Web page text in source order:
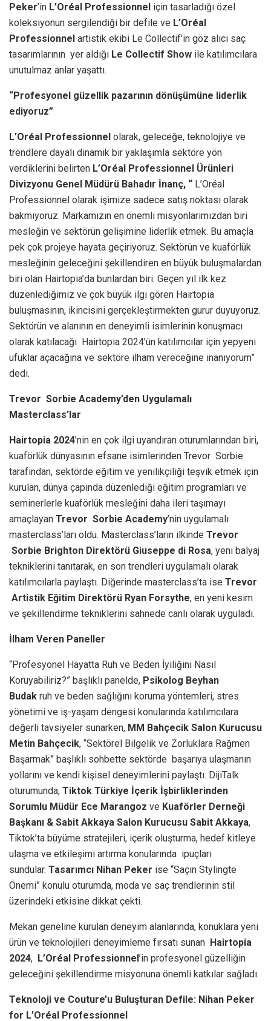
Peker’in L’Oréal Professionnel için tasarladığı özel
koleksiyonun sergilendiği bir defile ve L’Oréal
Professionnel artistik ekibi Le Collectif’in göz alıcı saç
tasarımlarının yer aldığı Le Collectif Show ile katılımcılara
unutulmaz anlar yaşattı.
“Profesyonel güzellik pazarının dönüşümüne liderlik
ediyoruz”
L’Oréal Professionnel olarak, geleceğe, teknolojiye ve
trendlere dayalı dinamik bir yaklaşımla sektöre yön
verdiklerini belirten L’Oréal Professionnel Ürünleri
Divizyonu Genel Müdürü Bahadır İnanç, “ L’Oréal
Professionnel olarak işimize sadece satış noktası olarak
bakmıyoruz. Markamızın en önemli misyonlarımızdan biri
mesleğin ve sektörün gelişimine liderlik etmek. Bu amaçla
pek çok projeye hayata geçiriyoruz. Sektörün ve kuaförlük
mesleğinin geleceğini şekillendiren en büyük buluşmalardan
biri olan Hairtopia’da bunlardan biri. Geçen yıl ilk kez
düzenlediğimiz ve çok büyük ilgi gören Hairtopia
buluşmasının, ikincisini gerçekleştirmekten gurur duyuyoruz.
Sektörün ve alanının en deneyimli isimlerinin konuşmacı
olarak katılacağı Hairtopia 2024’ün katılımcılar için yepyeni
ufuklar açacağına ve sektöre ilham vereceğine inanıyorum”
dedi.
Trevor Sorbie Academy’den Uygulamalı
Masterclass’lar
Hairtopia 2024’nin en çok ilgi uyandıran oturumlarından biri,
kuaförlük dünyasının efsane isimlerinden Trevor Sorbie
tarafından, sektörde eğitim ve yenilikçiliği teşvik etmek için
kurulan, dünya çapında düzenlediği eğitim programları ve
seminerlerle kuaförlük mesleğini daha ileri taşımayı
amaçlayan Trevor Sorbie Academy’nin uygulamalı
masterclass’ları oldu. Masterclass’ların ilkinde Trevor
Sorbie Brighton Direktörü Giuseppe di Rosa, yeni balyaj
tekniklerini tanıtarak, en son trendleri uygulamalı olarak
katılımcılarla paylaştı. Diğerinde masterclass’ta ise Trevor
Artistik Eğitim Direktörü Ryan Forsythe, en yeni kesim
ve şekillendirme tekniklerini sahnede canlı olarak uyguladı.
İlham Veren Paneller
“Profesyonel Hayatta Ruh ve Beden İyiliğini Nasıl
Koruyabiliriz?” başlıklı panelde, Psikolog Beyhan
Budak ruh ve beden sağlığını koruma yöntemleri, stres
yönetimi ve iş-yaşam dengesi konularında katılımcılara
değerli tavsiyeler sunarken, MM Bahçecik Salon Kurucusu
Metin Bahçecik, “Sektörel Bilgelik ve Zorluklara Rağmen
Başarmak” başlıklı sohbette sektörde başarıya ulaşmanın
yollarını ve kendi kişisel deneyimlerini paylaştı. DijiTalk
oturumunda, Tiktok Türkiye İçerik İşbirliklerinden
Sorumlu Müdür Ece Marangoz ve Kuaförler Derneği
Başkanı & Sabit Akkaya Salon Kurucusu Sabit Akkaya,
Tiktok’ta büyüme stratejileri, içerik oluşturma, hedef kitleye
ulaşma ve etkileşimi artırma konularında ipuçları
sundular. Tasarımcı Nihan Peker ise “Saçın Stylingte
Önemi” konulu oturumda, moda ve saç trendlerinin stil
üzerindeki etkisine dikkat çekti.
Mekan geneline kurulan deneyim alanlarında, konuklara yeni
ürün ve teknolojileri deneyimleme fırsatı sunan Hairtopia
2024, L’Oréal Professionnel’in profesyonel güzelliğin
geleceğini şekillendirme misyonuna önemli katkılar sağladı.
Teknoloji ve Couture’u Buluşturan Defile: Nihan Peker
for L’Oréal Professionnel